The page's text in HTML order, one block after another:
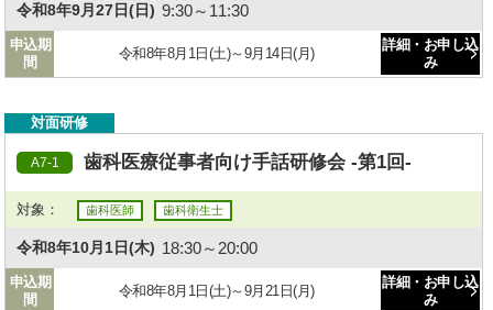
令和8年9月27日(日) 9:30～11:30
申込期
間
令和8年8月1日(土)～9月14日(月)
詳細・お申し込
み
対面研修
A7-1 歯科医療従事者向け手話研修会 -第1回-
対象： 歯科医師 歯科衛生士
令和8年10月1日(木) 18:30～20:00
申込期
間
令和8年8月1日(土)～9月21日(月)
詳細・お申し込
み